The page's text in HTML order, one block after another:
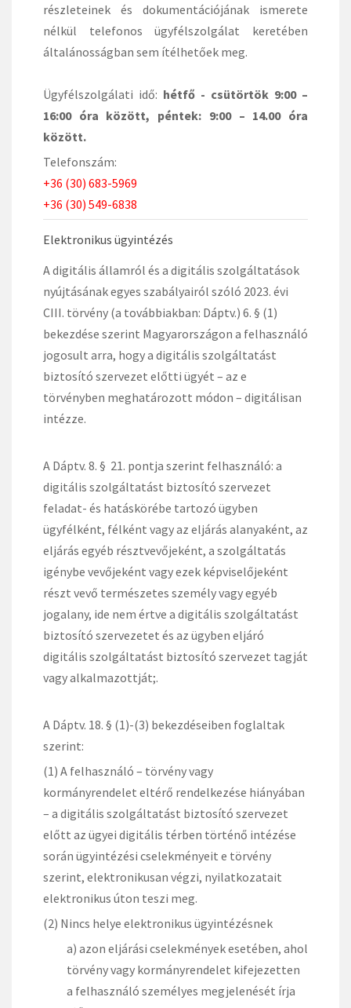
részleteinek és dokumentációjának ismerete
nélkül telefonos ügyfélszolgálat keretében
általánosságban sem ítélhetőek meg.
Ügyfélszolgálati idő: hétfő - csütörtök 9:00 –
16:00 óra között, péntek: 9:00 – 14.00 óra
között.
Telefonszám:
+36 (30) 683-5969
+36 (30) 549-6838
Elektronikus ügyintézés
A digitális államról és a digitális szolgáltatások
nyújtásának egyes szabályairól szóló 2023. évi
CIII. törvény (a továbbiakban: Dáptv.) 6. § (1)
bekezdése szerint Magyarországon a felhasználó
jogosult arra, hogy a digitális szolgáltatást
biztosító szervezet előtti ügyét – az e
törvényben meghatározott módon – digitálisan
intézze.
A Dáptv. 8. § 21. pontja szerint felhasználó: a
digitális szolgáltatást biztosító szervezet
feladat- és hatáskörébe tartozó ügyben
ügyfélként, félként vagy az eljárás alanyaként, az
eljárás egyéb résztvevőjeként, a szolgáltatás
igénybe vevőjeként vagy ezek képviselőjeként
részt vevő természetes személy vagy egyéb
jogalany, ide nem értve a digitális szolgáltatást
biztosító szervezetet és az ügyben eljáró
digitális szolgáltatást biztosító szervezet tagját
vagy alkalmazottját;.
A Dáptv. 18. § (1)-(3) bekezdéseiben foglaltak
szerint:
(1) A felhasználó – törvény vagy
kormányrendelet eltérő rendelkezése hiányában
– a digitális szolgáltatást biztosító szervezet
előtt az ügyei digitális térben történő intézése
során ügyintézési cselekményeit e törvény
szerint, elektronikusan végzi, nyilatkozatait
elektronikus úton teszi meg.
(2) Nincs helye elektronikus ügyintézésnek
a) azon eljárási cselekmények esetében, ahol
törvény vagy kormányrendelet kifejezetten
a felhasználó személyes megjelenését írja